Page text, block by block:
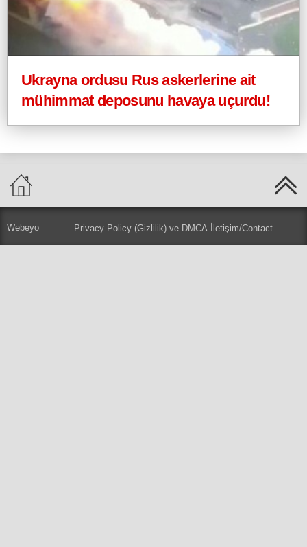
Ukrayna ordusu Rus askerlerine ait
mühimmat deposunu havaya uçurdu!
Webeyo Privacy Policy (Gizlilik) ve DMCA İletişim/Contact